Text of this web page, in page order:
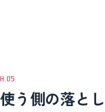
使う側の落と